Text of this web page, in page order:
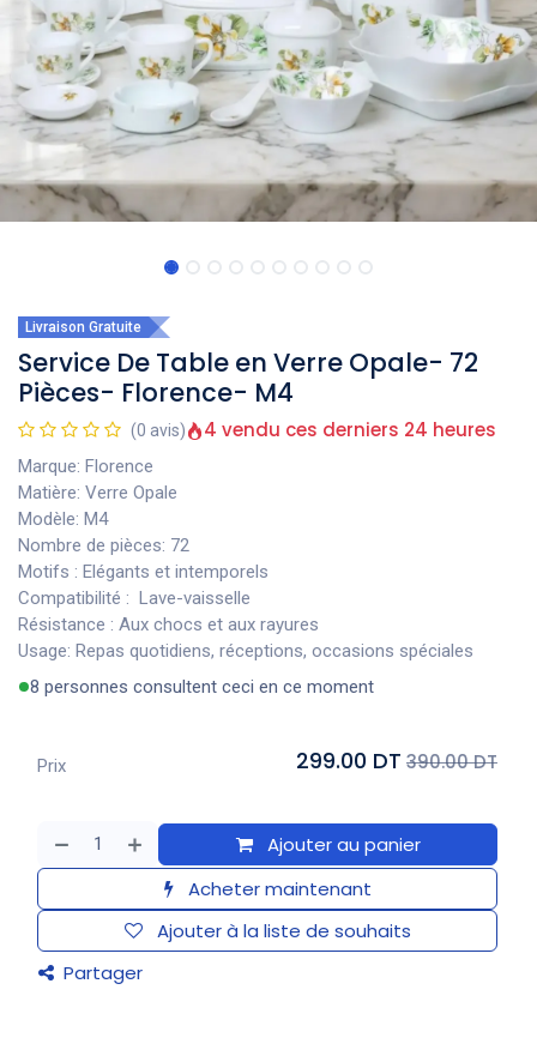
Livraison Gratuite
Service De Table en Verre Opale- 72
Pièces- Florence- M4
(0 avis) 4 vendu ces derniers 24 heures
Marque: Florence
Matière: Verre Opale
Modèle: M4
Nombre de pièces: 72
Motifs : Elégants et intemporels
Compatibilité : Lave-vaisselle
Résistance : Aux chocs et aux rayures
Usage: Repas quotidiens, réceptions, occasions spéciales
8 personnes consultent ceci en ce moment
Ajouter au panier
Acheter maintenant
Ajouter à la liste de souhaits
Partager
Prix 299.00 DT 390.00 DT